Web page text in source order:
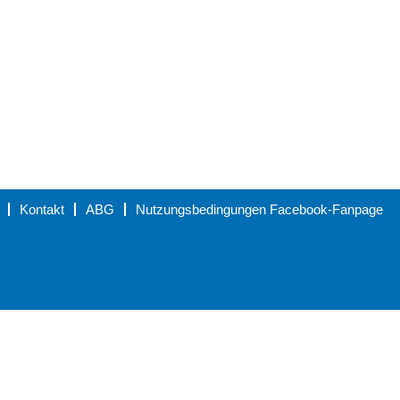
Kontakt ABG Nutzungsbedingungen Facebook-Fanpage